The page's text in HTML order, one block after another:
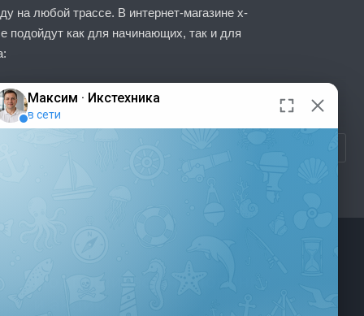
на любой трассе. В интернет-магазине x-
подойдут как для начинающих, так и для
новые горизонты!
Подпишитесь на новинки
и акции: